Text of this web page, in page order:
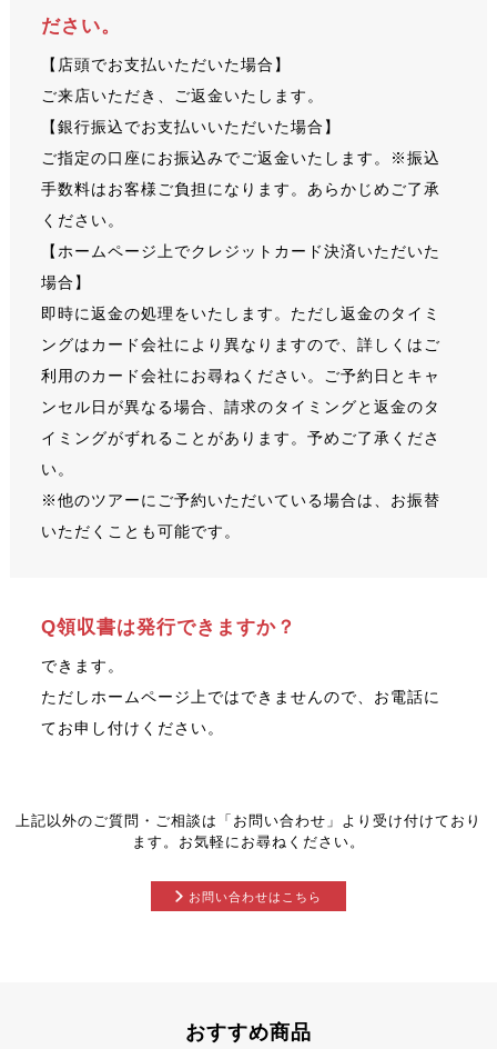
ださい。
【店頭でお支払いただいた場合】
ご来店いただき、ご返金いたします。
【銀行振込でお支払いいただいた場合】
ご指定の口座にお振込みでご返金いたします。※振込
手数料はお客様ご負担になります。あらかじめご了承
ください。
【ホームページ上でクレジットカード決済いただいた
場合】
即時に返金の処理をいたします。ただし返金のタイミ
ングはカード会社により異なりますので、詳しくはご
利用のカード会社にお尋ねください。ご予約日とキャ
ンセル日が異なる場合、請求のタイミングと返金のタ
イミングがずれることがあります。予めご了承くださ
い。
※他のツアーにご予約いただいている場合は、お振替
いただくことも可能です。
Q領収書は発行できますか？
できます。
ただしホームページ上ではできませんので、お電話に
てお申し付けください。
上記以外のご質問・ご相談は「お問い合わせ」より受け付けており
ます。お気軽にお尋ねください。
お問い合わせはこちら
おすすめ商品